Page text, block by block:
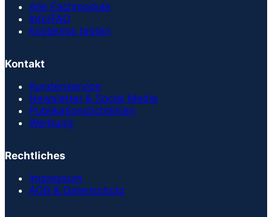
Alle Fachmodule
Info/FAQ
Kostenlos testen
Kontakt
Kundenservice
Newsletter & Social Media
Publikationsrichtlinien
Werbung
Rechtliches
Impressum
AGB & Datenschutz